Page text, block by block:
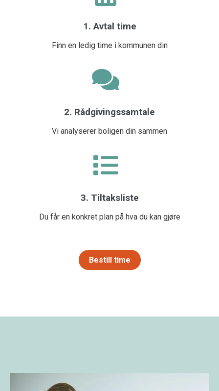
1. Avtal time
Finn en ledig time i kommunen din
2. Rådgivingssamtale
Vi analyserer boligen din sammen
3. Tiltaksliste
Du får en konkret plan på hva du kan gjøre
Bestill time